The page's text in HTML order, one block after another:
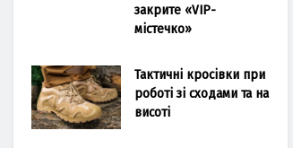
закрите «VIP-
містечко»
Тактичні кросівки при
роботі зі сходами та на
висоті